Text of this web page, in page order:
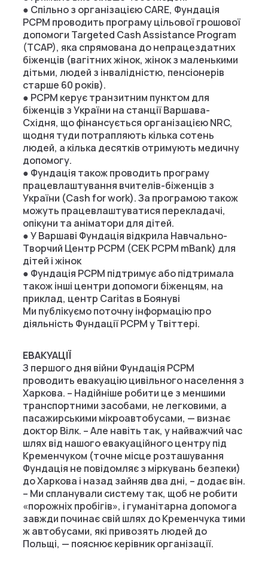
● Спільно з організацією CARE, Фундація
PCPM проводить програму цільової грошової
допомоги Targeted Cash Assistance Program
(TCAP), яка спрямована до непрацездатних
біженців (вагітних жінок, жінок з маленькими
дітьми, людей з інвалідністю, пенсіонерів
старше 60 років).
● PCPM керує транзитним пунктом для
біженців з України на станції Варшава-
Східня, що фінансується організацією NRC,
щодня туди потрапляють кілька сотень
людей, а кілька десятків отримують медичну
допомогу.
● Фундація також проводить програму
працевлаштування вчителів-біженців з
України (Cash for work). За програмою також
можуть працевлаштуватися перекладачі,
опікуни та аніматори для дітей.
● У Варшаві Фундація відкрила Навчально-
Творчий Центр PCPM (CEK PCPM mBank) для
дітей і жінок
● Фундація PCPM підтримує або підтримала
також інші центри допомоги біженцям, на
приклад, центр Caritas в Боянуві
Ми публікуємо поточну інформацію про
діяльність Фундації PCPM у Твіттері.
ЕВАКУАЦІЇ
З першого дня війни Фундація PCPM
проводить евакуацію цивільного населення з
Харкова. – Надійніше робити це з меншими
транспортними засобами, не легковими, а
пасажирськими мікроавтобусами, — визнає
доктор Вілк. – Але навіть так, у найважчий час
шлях від нашого евакуаційного центру під
Кременчуком (точне місце розташування
Фундація не повідомляє з міркувань безпеки)
до Харкова і назад зайняв два дні, – додає він.
– Ми спланували систему так, щоб не робити
«порожніх пробігів», і гуманітарна допомога
завжди починає свій шлях до Кременчука тими
ж автобусами, які привозять людей до
Польщі, — пояснює керівник організації.